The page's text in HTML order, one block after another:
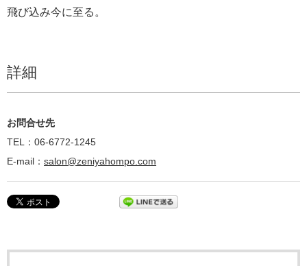
飛び込み今に至る。
詳細
お問合せ先
TEL：06-6772-1245
E-mail： salon@zeniyahompo.com